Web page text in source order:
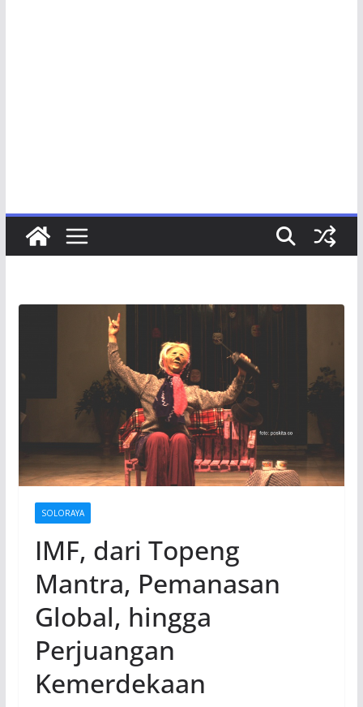
SOLORAYA
IMF, dari Topeng
Mantra, Pemanasan
Global, hingga
Perjuangan
Kemerdekaan